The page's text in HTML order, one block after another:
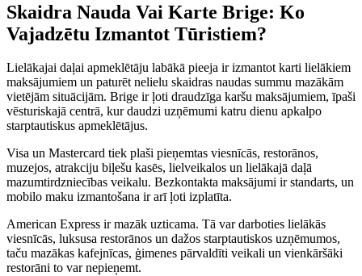
Skaidra Nauda Vai Karte Brige: Ko
Vajadzētu Izmantot Tūristiem?
Lielākajai daļai apmeklētāju labākā pieeja ir izmantot karti lielākiem
maksājumiem un paturēt nelielu skaidras naudas summu mazākām
vietējām situācijām. Brige ir ļoti draudzīga karšu maksājumiem, īpaši
vēsturiskajā centrā, kur daudzi uzņēmumi katru dienu apkalpo
starptautiskus apmeklētājus.
Visa un Mastercard tiek plaši pieņemtas viesnīcās, restorānos,
muzejos, atrakciju biļešu kasēs, lielveikalos un lielākajā daļā
mazumtirdzniecības veikalu. Bezkontakta maksājumi ir standarts, un
mobilo maku izmantošana ir arī ļoti izplatīta.
American Express ir mazāk uzticama. Tā var darboties lielākās
viesnīcās, luksusa restorānos un dažos starptautiskos uzņēmumos,
taču mazākas kafejnīcas, ģimenes pārvaldīti veikali un vienkāršāki
restorāni to var nepieņemt.